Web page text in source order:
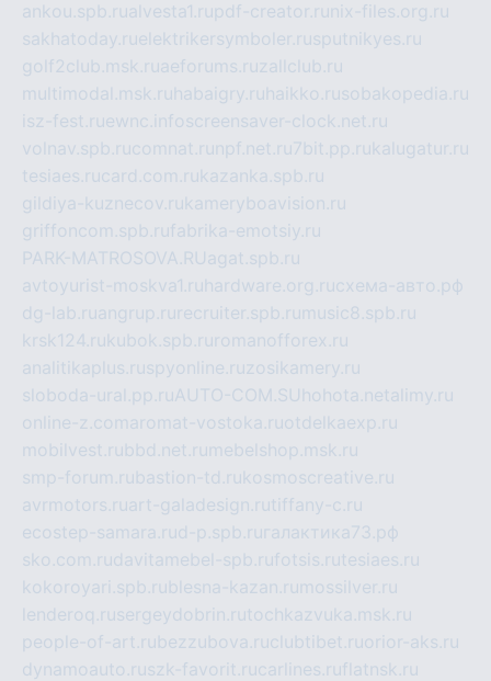
ankou.spb.rualvesta1.rupdf-creator.ru nix-files.org.ru
sakhatoday.ruelektrikersymboler.rusputnikyes.ru
golf2club.msk.ruaeforums.ruzallclub.ru
multimodal.msk.ru habaigry.ru haikko.rusobakopedia.ru
isz-fest.ruewnc.infoscreensaver-clock.net.ru
volnav.spb.rucomnat.ru npf.net.ru 7bit.pp.rukalugatur.ru
tesiaes.rucard.com.rukazanka.spb.ru
gildiya-kuznecov.rukameryboavision.ru
griffoncom.spb.rufabrika-emotsiy.ru
PARK-MATROSOVA.RUagat.spb.ru
avtoyurist-moskva1.ru hardware.org.ruсхема-авто.рф
dg-lab.ruangrup.ru recruiter.spb.ru music8.spb.ru
krsk124.rukubok.spb.ru romanofforex.ru
analitikaplus.ruspyonline.ruzosikamery.ru
sloboda-ural.pp.ruAUTO-COM.SU hohota.net alimy.ru
online-z.comaromat-vostoka.ruotdelkaexp.ru
mobilvest.rubbd.net.ru mebelshop.msk.ru
smp-forum.rubastion-td.rukosmoscreative.ru
avrmotors.ruart-galadesign.rutiffany-c.ru
ecostep-samara.rud-p.spb.ru галактика73.рф
sko.com.rudavitamebel-spb.rufotsis.rutesiaes.ru
kokoroyari.spb.rublesna-kazan.ru mossilver.ru
lenderoq.rusergeydobrin.rutochkazvuka.msk.ru
people-of-art.rubezzubova.ruclubtibet.ruorior-aks.ru
dynamoauto.ruszk-favorit.rucarlines.ruflatnsk.ru